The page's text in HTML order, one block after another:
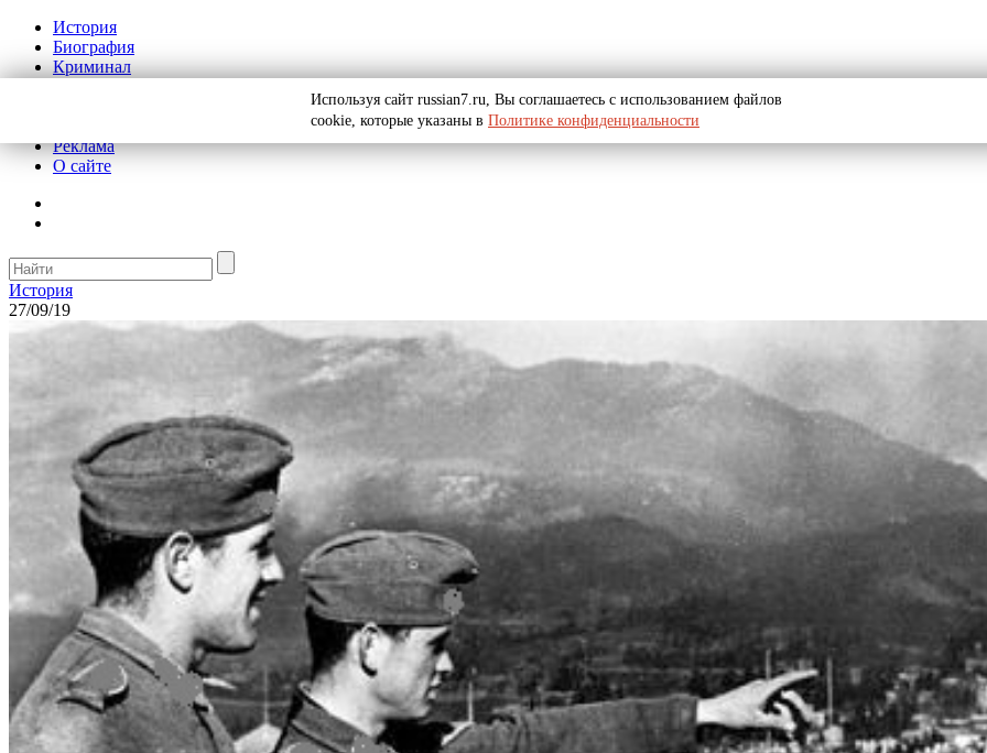
История
Биография
Криминал
Реклама
О сайте
История
27/09/19
Используя сайт russian7.ru, Вы соглашаетесь с использованием файлов
cookie, которые указаны в Политике конфиденциальности